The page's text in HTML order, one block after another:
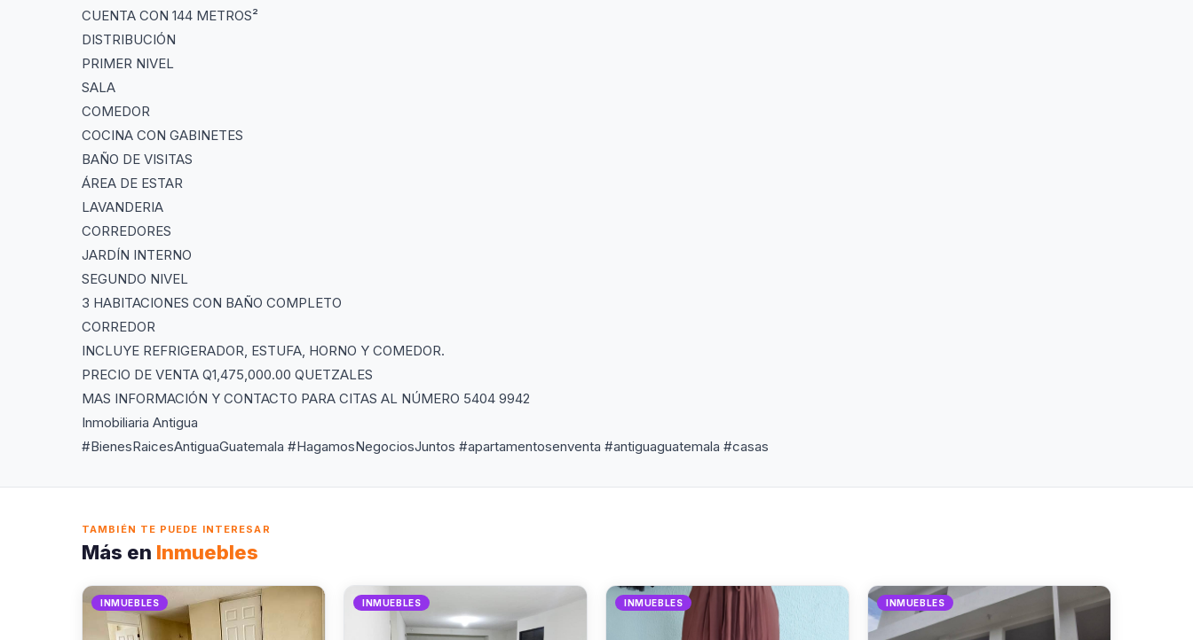
CUENTA CON 144 METROS²
DISTRIBUCIÓN
PRIMER NIVEL
SALA
COMEDOR
COCINA CON GABINETES
BAÑO DE VISITAS
ÁREA DE ESTAR
LAVANDERIA
CORREDORES
JARDÍN INTERNO
SEGUNDO NIVEL
3 HABITACIONES CON BAÑO COMPLETO
CORREDOR
INCLUYE REFRIGERADOR, ESTUFA, HORNO Y COMEDOR.
PRECIO DE VENTA Q1,475,000.00 QUETZALES
MAS INFORMACIÓN Y CONTACTO PARA CITAS AL NÚMERO 5404 9942
Inmobiliaria Antigua
#BienesRaicesAntiguaGuatemala #HagamosNegociosJuntos #apartamentosenventa #antiguaguatemala #casas
TAMBIÉN TE PUEDE INTERESAR
Más en Inmuebles
INMUEBLES INMUEBLES INMUEBLES INMUEBLES